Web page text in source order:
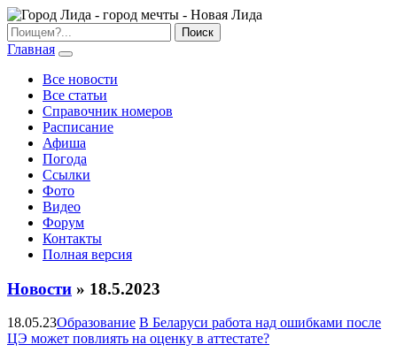
Главная
Все новости
Все статьи
Справочник номеров
Расписание
Афиша
Погода
Ссылки
Фото
Видео
Форум
Контакты
Полная версия
Новости » 18.5.2023
18.05.23Образование В Беларуси работа над ошибками после
ЦЭ может повлиять на оценку в аттестате?